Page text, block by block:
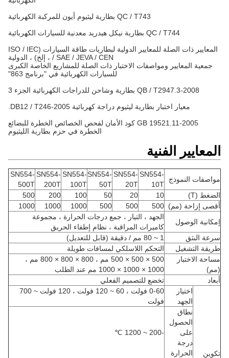
QC / T743 بطارية ليثيوم أيون للمركبة الكهربائية
QC / T744 بطارية نيكل هيدريد معدنية للسيارات الكهربائية
المعايير ذات الصلة للمعايير الدولية لبطاريات طاقة السيارات (ISO / IEC
/ SAE / JEVA / CEN ، إلخ) ، الدولية
جمعية المعايير ومواصفات الاختبار ذات الصلة للمشاريع الخاصة الكبرى
للسيارات الكهربائية في "برنامج 863"
QB / T2947.3-2008 بطارية وشاحن للدراجات الكهربائية الجزء 3
معيار اختبار بطارية ليثيوم دراجة كهربائية DB12 / T246-2005.
GB 19521.11-2005 كود الأمان لفحص الخصائص الخطرة للبضائع
الخطرة في حزم بطارية الليثيوم
المعايير الفنية
مواصفات النموذج
SN554-
10T
SN554-
20T
SN554-
50T
SN554-
100T
SN554-
200T
SN554-
500T
الضغط (T)
10
20
50
100
200
500
أقصى إزاحة (مم)
500
500
500
1000
1000
1000
إمكانية الوصول
الجهد ، التيار ، جمع درجات الحرارة ، مجموعة
كاميرات المراقبة ، نظام إطفاء الحريق
سرعة البثق
طريقة التشغيل
التحكم اللاسلكي لمسافات طويلة
مساحة الاختبار
(مم)
500 × 500 × 500 مم ، 800 × 800 × 800 مم ،
1000 × 1000 × 1000 مم عند الطلب
أبعاد
تخضع للتصميم الفعلي
تكوين
اختيار
الجهد
0-60 فولت ، 60 ~ 120 فولت ، 120 فولت ~ 700
فولت
نطاق
الحصول
على
درجة
الحرارة